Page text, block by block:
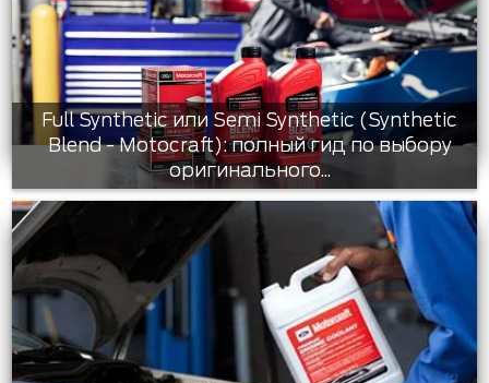
Full Synthetic или Semi Synthetic (Synthetic
Blend - Motocraft): полный гид по выбору
оригинального...